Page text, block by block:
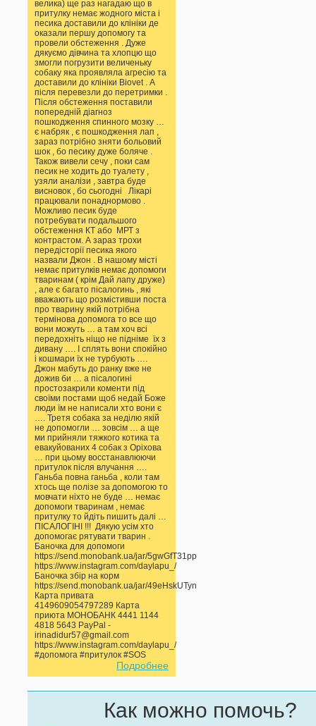
велика) ще раз нагадаю що в
притулку немає жодного міста і
песика доставили до клініки де
оказали першу допомогу та
провели обстеження . Дуже
дякуємо дівчина та хлопцю що
змогли погрузити величеньку
собаку яка проявляла агресію та
доставили до клініки Biovet . А
після перевезли до перетримки .
Після обстеження поставили
попередній діагноз
пошкодження спинного мозку …
є набряк , є пошкодження лап ,
зараз потрібно зняти больовий
шок , бо песику дуже боляче .
Також вивели сечу , поки сам
песик не ходить до туалету ,
узяли аналізи , завтра буде
висновок , бо сьогодні Лікарі
працювали понаднормово .
Можливо песик буде
потребувати подальшого
обстеження КТ або МРТ з
контрастом. А зараз трохи
передісторії песика якого
назвали Джон . В нашому місті
немає притулків немає допомоги
тваринам ( крім Дай лапу друже)
, але є багато пісалогинь , які
вважають що розмістивши поста
про тварину якій потрібна
термінова допомога то все що
вони можуть … а там хоч всі
передохніть ніщо не підніме їх з
дивану …. І сплять вони спокійно
і кошмари їх не турбують ….
Джон мабуть до ранку вже не
дожив би … а пісалогині
простозакрили коменти під
своїми постами щоб недай Боже
люди їм не написали хто вони є
…. Третя собака за неділю якій
не допомогли … зовсім … а ще
ми прийняли тяжкого котика та
евакуйованих 4 собак з Оріхова
… при цьому восстанавлюючи
притулок після влучання ….
Ганьба повна ганьба , коли там
хтось ще полізе за допомогою то
мовчати ніхто не буде … немає
допомоги тваринам , немає
притулку то йдіть пишить далі …
ПІСАЛОГІНІ !!! Дякую усім хто
допомогає рятувати тварин .
Баночка для допомоги
https://send.monobank.ua/jar/5gwGfT31pp
https://www.instagram.com/daylapu_/
Баночка збір на корм
https://send.monobank.ua/jar/49eHskUTyn
Карта привата
4149609054797289 Карта
приюта МОНОБАНК 4441 1144
4818 5643 PayPal -
irinadidur57@gmail.com
https://www.instagram.com/daylapu_/
#допомога #притулок #SOS
Подробнее
Как можно помочь?